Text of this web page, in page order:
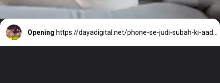
Opening https://dayadigital.net/phone-se-judi-subah-ki-aadatein-badal-sakti-hai-aapka-jivan/